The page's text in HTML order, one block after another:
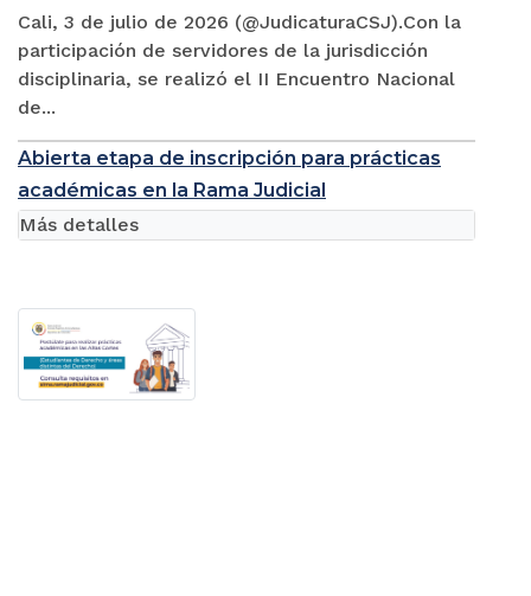
Cali, 3 de julio de 2026 (@JudicaturaCSJ).Con la
participación de servidores de la jurisdicción
disciplinaria, se realizó el II Encuentro Nacional
de...
Abierta etapa de inscripción para prácticas
académicas en la Rama Judicial
Más detalles